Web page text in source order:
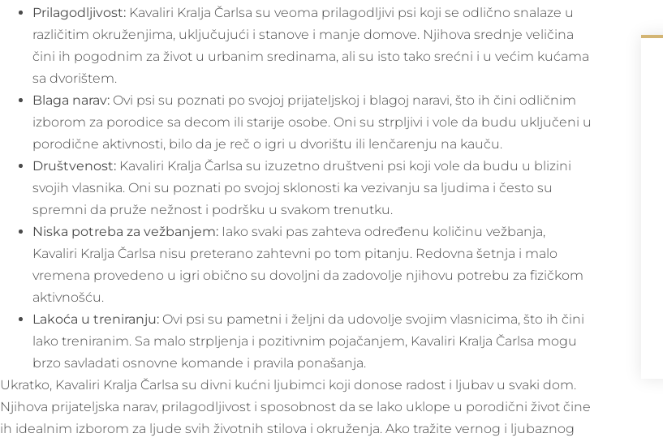
Prilagodljivost: Kavaliri Kralja Čarlsa su veoma prilagodljivi psi koji se odlično snalaze u
različitim okruženjima, uključujući i stanove i manje domove. Njihova srednje veličina
čini ih pogodnim za život u urbanim sredinama, ali su isto tako srećni i u većim kućama
sa dvorištem.
Blaga narav: Ovi psi su poznati po svojoj prijateljskoj i blagoj naravi, što ih čini odličnim
izborom za porodice sa decom ili starije osobe. Oni su strpljivi i vole da budu uključeni u
porodične aktivnosti, bilo da je reč o igri u dvorištu ili lenčarenju na kauču.
Društvenost: Kavaliri Kralja Čarlsa su izuzetno društveni psi koji vole da budu u blizini
svojih vlasnika. Oni su poznati po svojoj sklonosti ka vezivanju sa ljudima i često su
spremni da pruže nežnost i podršku u svakom trenutku.
Niska potreba za vežbanjem: Iako svaki pas zahteva određenu količinu vežbanja,
Kavaliri Kralja Čarlsa nisu preterano zahtevni po tom pitanju. Redovna šetnja i malo
vremena provedeno u igri obično su dovoljni da zadovolje njihovu potrebu za fizičkom
aktivnošću.
Lakoća u treniranju: Ovi psi su pametni i željni da udovolje svojim vlasnicima, što ih čini
lako treniranim. Sa malo strpljenja i pozitivnim pojačanjem, Kavaliri Kralja Čarlsa mogu
brzo savladati osnovne komande i pravila ponašanja.
Ukratko, Kavaliri Kralja Čarlsa su divni kućni ljubimci koji donose radost i ljubav u svaki dom.
Njihova prijateljska narav, prilagodljivost i sposobnost da se lako uklope u porodični život čine
ih idealnim izborom za ljude svih životnih stilova i okruženja. Ako tražite vernog i ljubaznog